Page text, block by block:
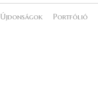
Újdonságok Portfólió